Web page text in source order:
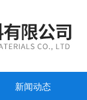
新闻动态